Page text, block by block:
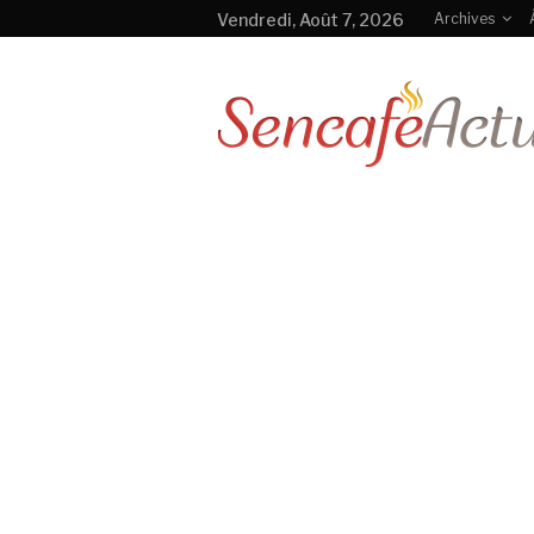
Vendredi, Août 7, 2026 Archives